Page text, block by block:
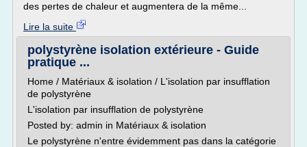
des pertes de chaleur et augmentera de la même...
Lire la suite
polystyrène isolation extérieure - Guide
pratique ...
Home / Matériaux & isolation / L'isolation par insufflation
de polystyrène
L'isolation par insufflation de polystyrène
Posted by: admin in Matériaux & isolation
Le polystyrène n'entre évidemment pas dans la catégorie